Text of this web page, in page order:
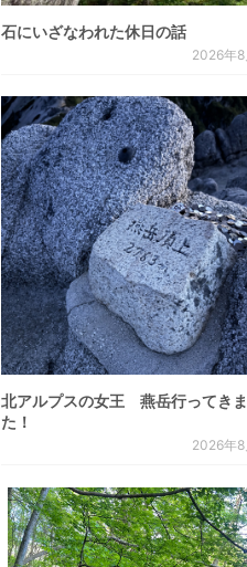
石にいざなわれた休日の話
2026年8
北アルプスの女王 燕岳行ってき
た！
2026年8